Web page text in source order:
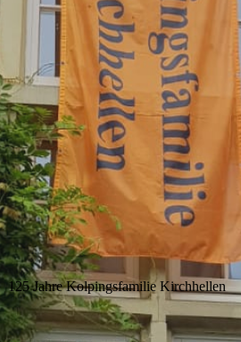
125 Jahre Kolpingsfamilie Kirchhellen